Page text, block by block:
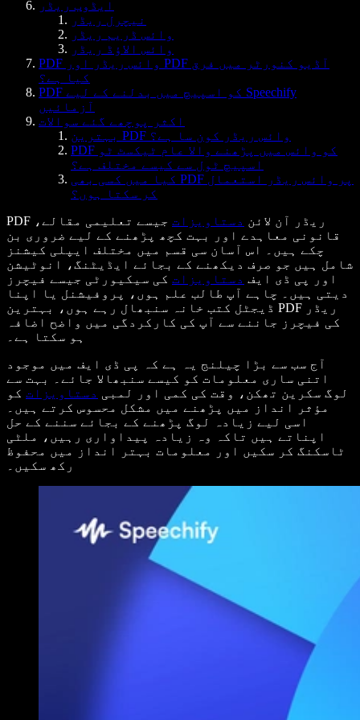
ایڈوب ریڈر
نیچرل ریڈر
وائس ڈریم ریڈر
وائس الاؤڈ ریڈر
PDF وائس ریڈر اور PDF آڈیو کنورٹر میں فرق
کیا ہے؟
PDF کو اسپیچ میں بدلنے کے لیے Speechify
آزمائیں
اکثر پوچھے گئے سوالات
بہترین PDF وائس ریڈر کون سا ہے؟
PDF کو وائس میں پڑھنے والا عام ٹیکسٹ ٹو
اسپیچ ٹول سے کیسے مختلف ہے؟
کیا میں کسی بھی PDF پر وائس ریڈر استعمال
کر سکتا ہوں؟
PDF ریڈر آن لائن دستاویزات جیسے تعلیمی مقالے،
قانونی معاہدے اور بہت کچھ پڑھنے کے لیے ضروری بن
چکے ہیں۔ اس آسان سی قسم میں مختلف ایپلی کیشنز
شامل ہیں جو صرف دیکھنے کے بجائے ایڈیٹنگ، انوٹیشن
اور پی ڈی ایف دستاویزات کی سیکیورٹی جیسے فیچرز
دیتی ہیں۔ چاہے آپ طالب علم ہوں، پروفیشنل یا اپنا
ڈیجٹل کتب خانہ سنبھال رہے ہوں، بہترین PDF ریڈر
کی فیچرز جاننے سے آپ کی کارکردگی میں واضح اضافہ
ہو سکتا ہے۔
آج سب سے بڑا چیلنج یہ ہے کہ پی ڈی ایف میں موجود
اتنی ساری معلومات کو کیسے سنبھالا جائے۔ بہت سے
لوگ سکرین تھکن، وقت کی کمی اور لمبی دستاویزات کو
مؤثر انداز میں پڑھنے میں مشکل محسوس کرتے ہیں۔
اسی لیے زیادہ لوگ پڑھنے کے بجائے سننے کے حل
اپناتے ہیں تاکہ وہ زیادہ پیداواری رہیں، ملٹی
ٹاسکنگ کر سکیں اور معلومات بہتر انداز میں محفوظ
رکھ سکیں۔